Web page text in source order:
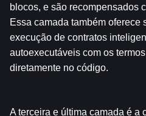
blocos, e são recompensados
Essa camada também oferece
execução de contratos
autoexecutáveis ​​com os
diretamente no código.
A terceira e última camada é a